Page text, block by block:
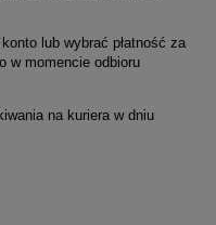
lub wybrać płatność za
w momencie odbioru
na kuriera w dniu